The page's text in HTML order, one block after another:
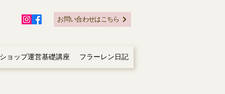
お問い合わせはこちら
ョップ運営基礎講座 フラーレン日記